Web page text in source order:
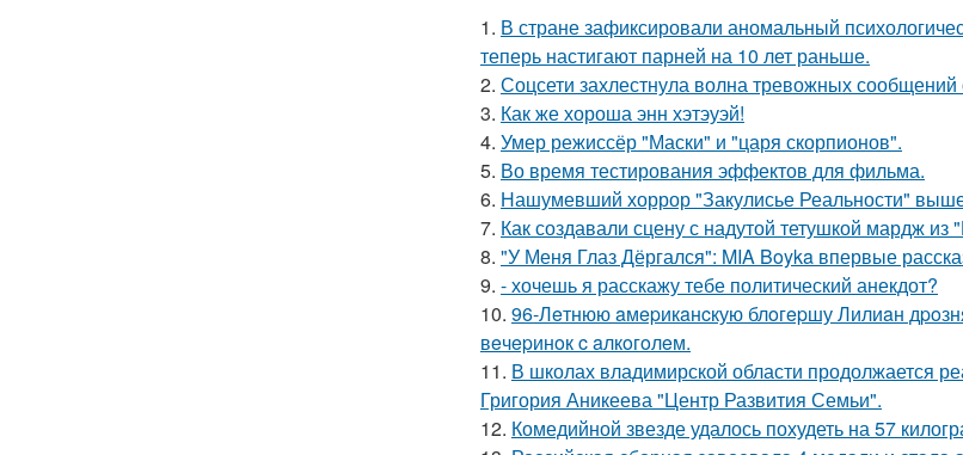
1. В стране зафиксировали аномальный
теперь настигают парней на 10 лет раньше.
2. Соцсети захлестнула волна тревожных
3. Как же хороша энн хэтэуэй!
4. Умер режиссёр "Маски" и "царя скорпионов".
5. Во время тестирования эффектов для фильма.
6. Нашумевший хоррор "Закулисье Реальности"
7. Как создавали сцену с надутой тетушкой мардж из
8. "У Меня Глаз Дёргался": MIA Boyka впервые
9. - хочешь я расскажу тебе политический анекдот?
10. 96-Лeтнюю aмepикaнcкую блoгepшу Лилиaн
вeчepинoк c aлкoгoлeм.
11. В школах владимирской области продолжается
Григория Аникеева "Центр Развития Семьи".
12. Комедийной звезде удалось похудеть на 57